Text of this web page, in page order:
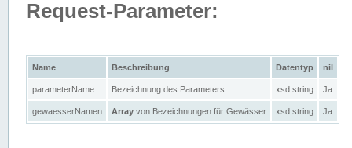
Request-Parameter:
Name Beschreibung Datentyp nil
parameterName Bezeichnung des Parameters xsd:string Ja
gewaesserNamen Array von Bezeichnungen für Gewässer xsd:string Ja